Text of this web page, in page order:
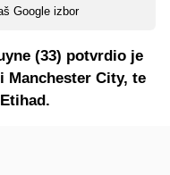
Google izbor
(33) potvrdio je
Manchester City, te